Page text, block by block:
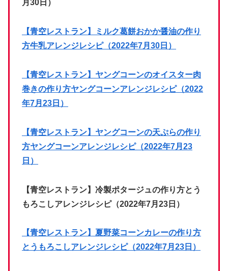
月30日）
【青空レストラン】ミルク葛餅おかか醤油の作り
方牛乳アレンジレシピ（2022年7月30日）
【青空レストラン】ヤングコーンのオイスター肉
巻きの作り方ヤングコーンアレンジレシピ（2022
年7月23日）
【青空レストラン】ヤングコーンの天ぷらの作り
方ヤングコーンアレンジレシピ（2022年7月23
日）
【青空レストラン】冷製ポタージュの作り方とう
もろこしアレンジレシピ（2022年7月23日）
【青空レストラン】夏野菜コーンカレーの作り方
とうもろこしアレンジレシピ（2022年7月23日）